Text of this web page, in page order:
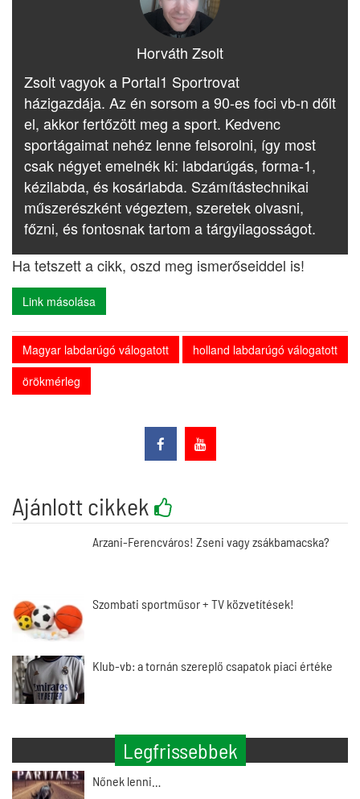
Horváth Zsolt
Zsolt vagyok a Portal1 Sportrovat
házigazdája. Az én sorsom a 90-es foci vb-n dőlt
el, akkor fertőzött meg a sport. Kedvenc
sportágaimat nehéz lenne felsorolni, így most
csak négyet emelnék ki: labdarúgás, forma-1,
kézilabda, és kosárlabda. Számítástechnikai
műszerészként végeztem, szeretek olvasni,
főzni, és fontosnak tartom a tárgyilagosságot.
Ha tetszett a cikk, oszd meg ismerőseiddel is!
Link másolása
Magyar labdarúgó válogatott
holland labdarúgó válogatott
örökmérleg
Ajánlott cikkek
Arzani-Ferencváros! Zseni vagy zsákbamacska?
Szombati sportműsor + TV közvetítések!
Klub-vb: a tornán szereplő csapatok piaci értéke
Legfrissebbek
Nőnek lenni…